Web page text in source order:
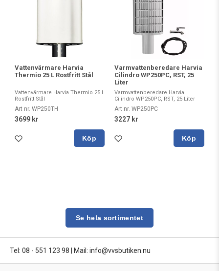
Vattenvärmare Harvia
Thermio 25 L Rostfritt Stål
Vattenvärmare Harvia Thermio 25 L
Rostfritt Stål
Art nr. WP250TH
3699 kr
Köp
Varmvattenberedare Harvia
Cilindro WP250PC, RST, 25
Liter
Varmvattenberedare Harvia
Cilindro WP250PC, RST, 25 Liter
Art nr. WP250PC
3227 kr
Köp
Se hela sortimentet
Tel: 08 - 551 123 98 Mail: info@vvsbutiken.nu